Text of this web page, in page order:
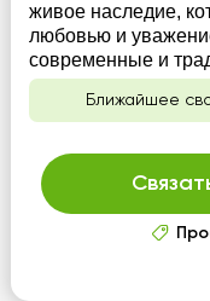
живое наследие,
любовью и
современные и
Ближайшее